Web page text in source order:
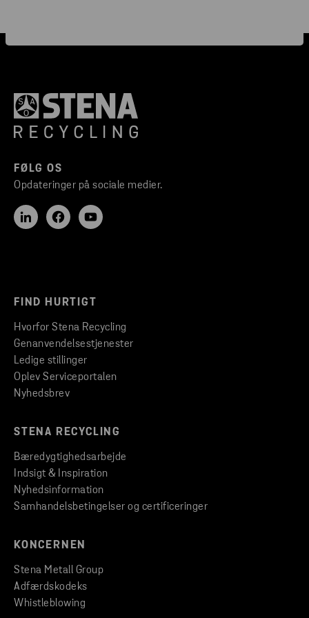
FØLG OS
Opdateringer på sociale medier.
FIND HURTIGT
Hvorfor Stena Recycling
Genanvendelsestjenester
Ledige stillinger
Oplev Serviceportalen
Nyhedsbrev
STENA RECYCLING
Bæredygtighedsarbejde
Indsigt & Inspiration
Nyhedsinformation
Samhandelsbetingelser og certificeringer
KONCERNEN
Stena Metall Group
Adfærdskodeks
Whistleblowing